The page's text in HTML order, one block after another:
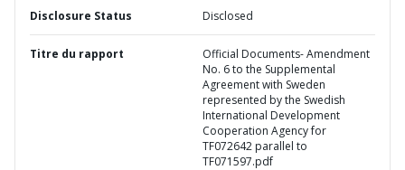
Disclosure Status Disclosed
Titre du rapport
Official Documents- Amendment
No. 6 to the Supplemental
Agreement with Sweden
represented by the Swedish
International Development
Cooperation Agency for
TF072642 parallel to
TF071597.pdf